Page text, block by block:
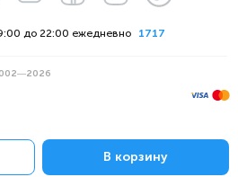
В корзину
1717
до 22:00 ежедневно